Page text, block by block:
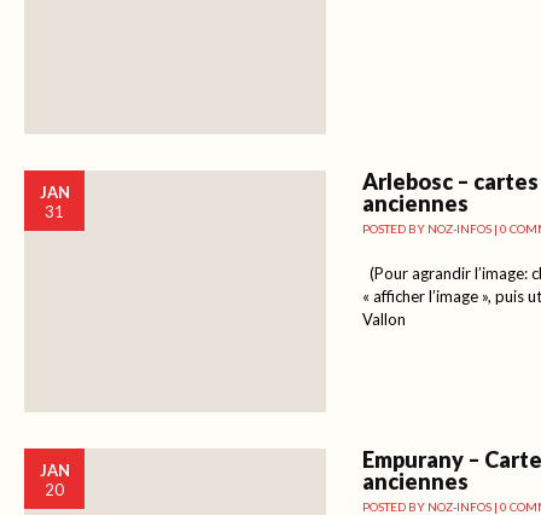
JAN
31
Arlebosc –
anciennes
POSTED BY NOZ-INFOS | 0
(Pour agrandir l’image:
« afficher l’image », puis
Vallon
JAN
20
Empurany –
anciennes
POSTED BY NOZ-INFOS | 0